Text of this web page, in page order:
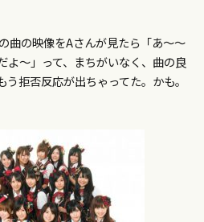
曲の映像をAさんが見たら「あ～～
よ～」って、まちがいなく、曲の良
拒否反応が出ちゃってた。かも。